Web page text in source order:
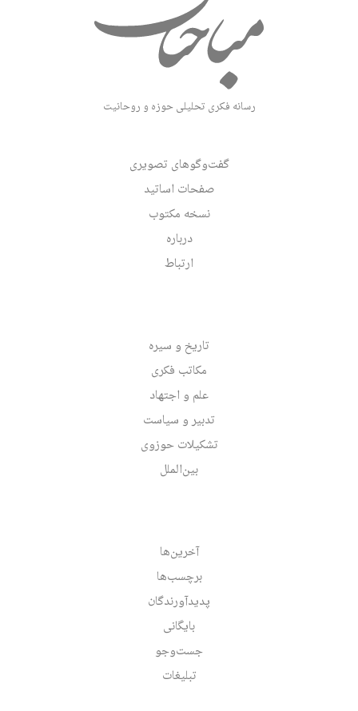
رسانه فکری تحلیلی حوزه و روحانیت
گفت‌وگوهای تصویری
صفحات اساتید
نسخه مکتوب
درباره
ارتباط
تاریخ و سیره
مکاتب فکری
علم و اجتهاد
تدبیر و سیاست
تشکیلات حوزوی
بین‌الملل
آخرین‌ها
برچسب‌ها
پدیدآورندگان
بایگانی
جست‌وجو
تبلیغات